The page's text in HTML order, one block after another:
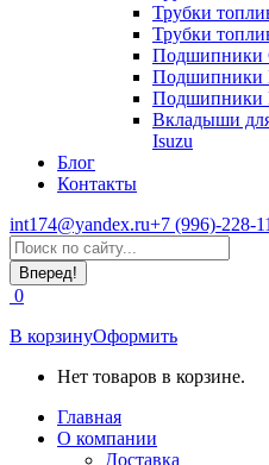
Трубки
Трубки
Подшипники
Подшипники
Подшипники
Вкладыши
Isuzu
Блог
Контакты
int174@yandex.ru+7 (996)-228-
Страница
WhatsApp
открывается
в
новом
окне
Поиск:
0
В корзинуОформить
Нет товаров в корзине.
Главная
О компании
Доставка